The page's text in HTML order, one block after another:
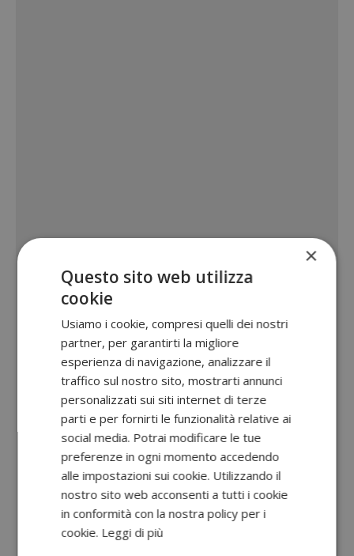
×
Questo sito web utilizza
cookie
Usiamo i cookie, compresi quelli dei nostri
partner, per garantirti la migliore
esperienza di navigazione, analizzare il
traffico sul nostro sito, mostrarti annunci
personalizzati sui siti internet di terze
parti e per fornirti le funzionalità relative ai
social media. Potrai modificare le tue
preferenze in ogni momento accedendo
alle impostazioni sui cookie. Utilizzando il
nostro sito web acconsenti a tutti i cookie
in conformità con la nostra policy per i
cookie. Leggi di più